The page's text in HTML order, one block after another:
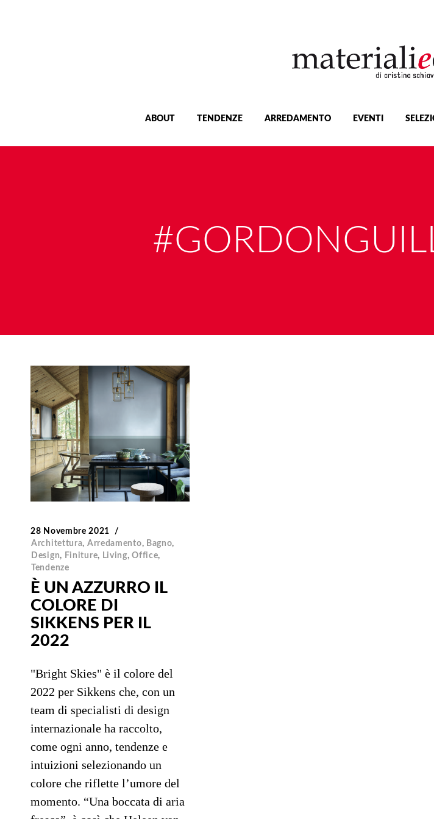
ABOUT TENDENZE ARREDAMENTO EVENTI
28 Novembre 2021
Architettura, Arredamento, Bagno,
Design, Finiture, Living,Office,
Tendenze
È UN AZZURRO IL
COLORE DI
SIKKENS PER IL
2022
"Bright Skies" è il colore del
2022 per Sikkens che, con un
team di specialisti di design
internazionale ha raccolto,
come ogni anno, tendenze e
intuizioni selezionando un
colore che riflette l’umore del
momento. “Una boccata di aria